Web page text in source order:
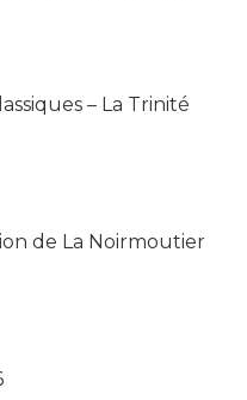
– La Trinité
de La Noirmoutier